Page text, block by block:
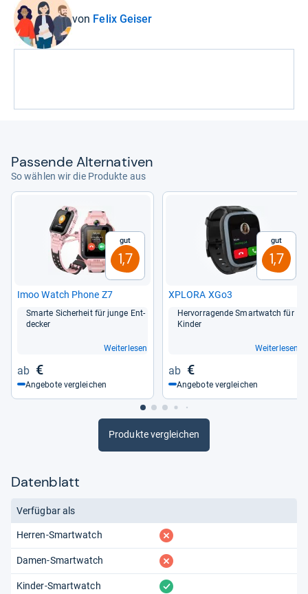
von Felix Geiser
Pas­sende Alter­na­ti­ven
So wählen wir die Produkte aus
Gut
1,7
Imoo Watch Phone Z7
Smarte Sicher­heit für junge Ent­
de­cker
Weiterlesen
€
Angebote vergleichen
Gut
1,7
XPLORA XGo3
Her­vor­ra­gende Smart­watch für
Kin­der
Weiterlesen
€
Angebote vergleichen
Produkte vergleichen
Datenblatt
Verfügbar als
Herren-Smartwatch fehlt
Damen-Smartwatch fehlt
Kinder-Smartwatch vorhanden